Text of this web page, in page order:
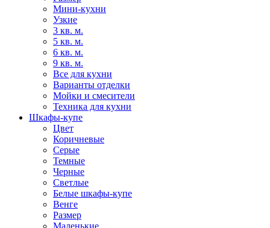
Мини-кухни
Узкие
3 кв. м.
5 кв. м.
6 кв. м.
9 кв. м.
Все для кухни
Варианты отделки
Мойки и смесители
Техника для кухни
Шкафы-купе
Цвет
Коричневые
Серые
Темные
Черные
Светлые
Белые шкафы-купе
Венге
Размер
Маленькие